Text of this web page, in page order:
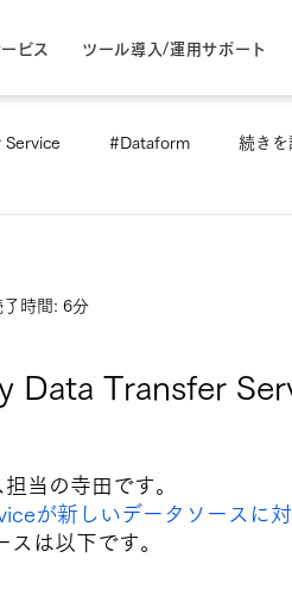
ビス ツール導入/運用サポート
#Dataform 続きを
了時間: 6分
Data Transfer
当の寺田です。
が新しいデータソースに
は以下です。